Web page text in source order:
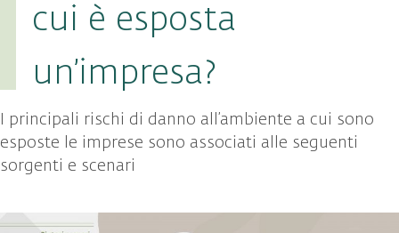
cui è esposta
un’impresa?
I principali rischi di danno all’ambiente a cui sono
esposte le imprese sono associati alle seguenti
sorgenti e scenari